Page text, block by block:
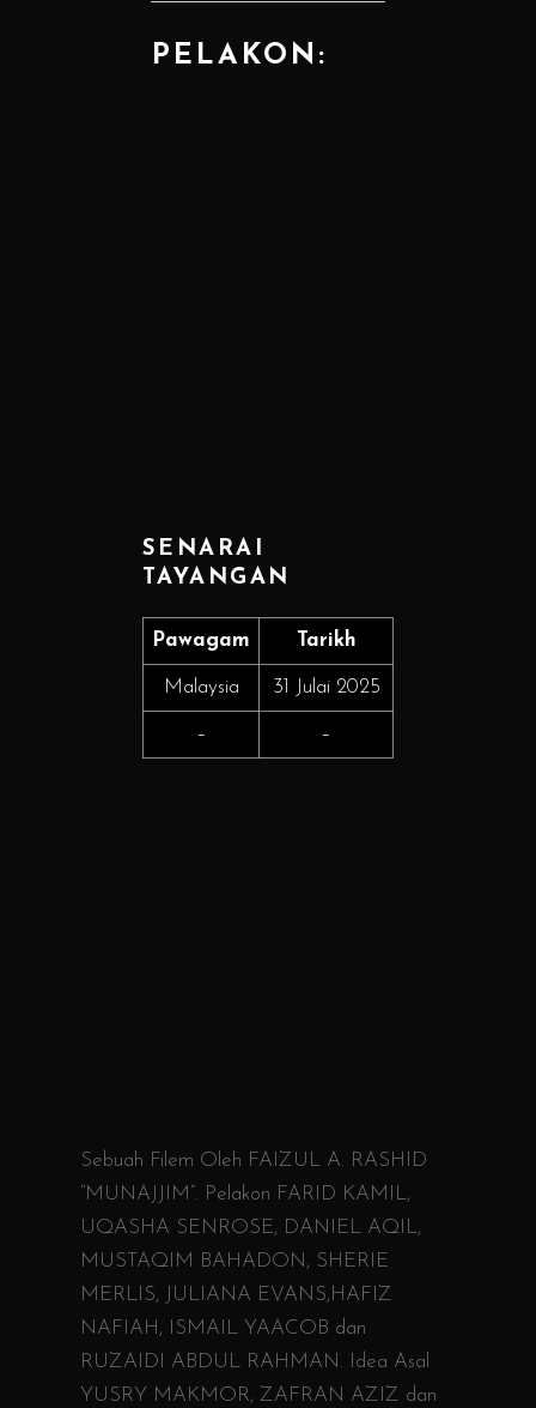
PELAKON:
SENARAI
TAYANGAN
Pawagam Tarikh
Malaysia 31 Julai 2025
– –
Sebuah Filem Oleh FAIZUL A. RASHID
“MUNAJJIM”. Pelakon FARID KAMIL,
UQASHA SENROSE, DANIEL AQIL,
MUSTAQIM BAHADON, SHERIE
MERLIS, JULIANA EVANS,HAFIZ
NAFIAH, ISMAIL YAACOB dan
RUZAIDI ABDUL RAHMAN. Idea Asal
YUSRY MAKMOR, ZAFRAN AZIZ dan